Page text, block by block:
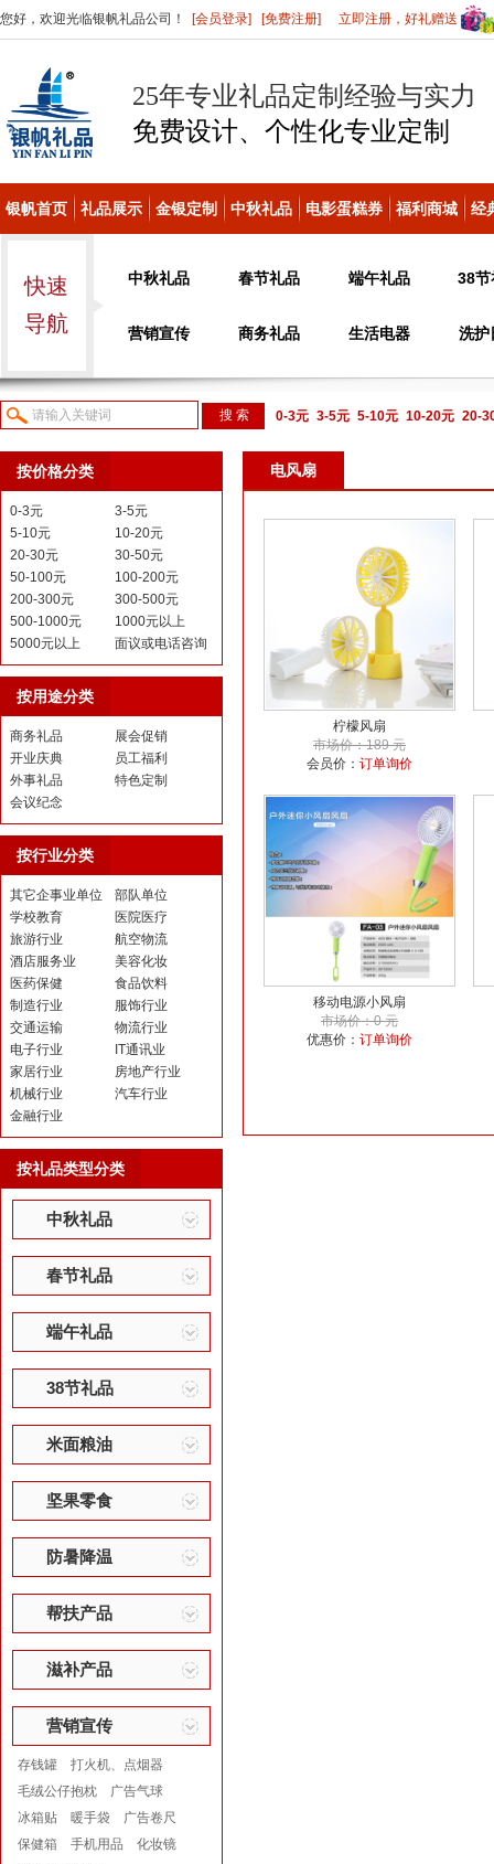
您好，欢迎光临银帆礼品公司！ [会员登录] [免费注册] 立即注册，好礼赠送
25年专业礼品定制经验与实力
免费设计、个性化专业定制
银帆首页 礼品展示 金银定制 中秋礼品 电影蛋糕券 福利商城 经
快速
导航
中秋礼品 春节礼品 端午礼品 38节
营销宣传 商务礼品 生活电器 洗护
0-3元 3-5元 5-10元 10-20元 20-
议或电话咨询
按价格分类
0-3元
3-5元
5-10元
10-20元
20-30元
30-50元
50-100元
100-200元
200-300元
300-500元
500-1000元
1000元以上
5000元以上
面议或电话咨询
按用途分类
商务礼品
展会促销
开业庆典
员工福利
外事礼品
特色定制
会议纪念
按行业分类
其它企事业单位
部队单位
学校教育
医院医疗
旅游行业
航空物流
酒店服务业
美容化妆
医药保健
食品饮料
制造行业
服饰行业
交通运输
物流行业
电子行业
IT通讯业
家居行业
房地产行业
机械行业
汽车行业
金融行业
按礼品类型分类
中秋礼品
春节礼品
端午礼品
38节礼品
米面粮油
坚果零食
防暑降温
帮扶产品
滋补产品
营销宣传
存钱罐
打火机、点烟器
毛绒公仔抱枕
广告气球
冰箱贴
暖手袋
广告卷尺
保健箱
手机用品
化妆镜
电风扇
柠檬风扇
市场价：189 元
会员价： 订单询价
移动电源小风扇
市场价：0 元
优惠价： 订单询价